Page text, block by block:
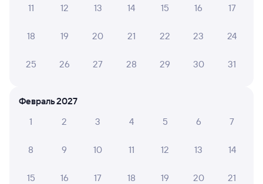
ЖД билеты в Звёздный
11 12 13 14 15 16 17
18 19 20 21 22 23 24
25 26 27 28 29 30 31
Февраль 2027
1
2 3 4 5 6 7
8 9 10 11 12 13 14
15 16 17 18 19 20 21